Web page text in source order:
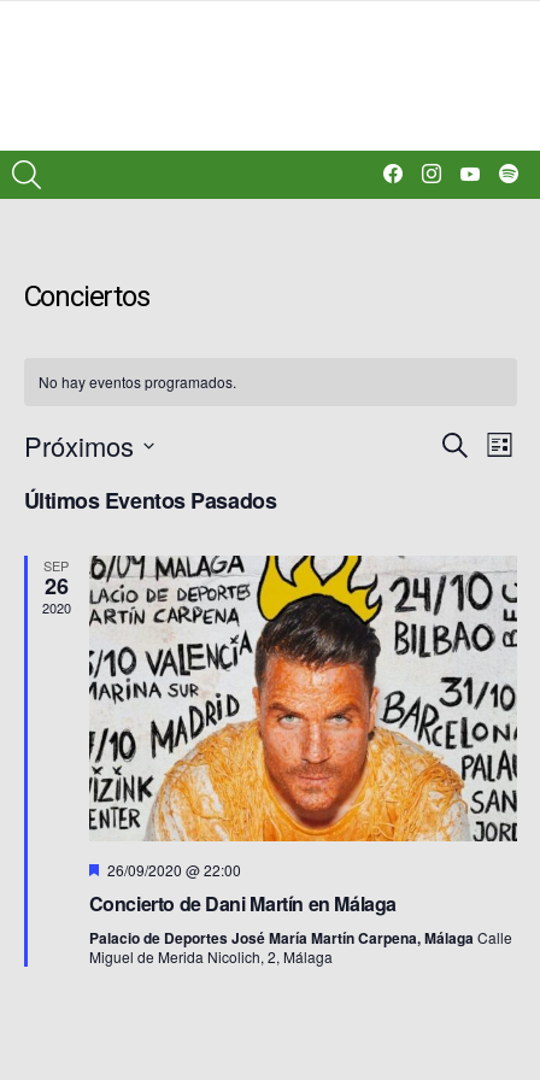
facebookinstagramyoutube
Conciertos
No hay eventos programados.
de
vistas
de
Eventos
BUSCAR
de
LISTA
Próximos
la
fecha.
Últimos Eventos Pasados
SEP
26
2020
Destacado
26/09/2020 @ 22:00
Concierto de Dani Martín en Málaga
Palacio de Deportes José María Martín Carpena, MálagaCalle
Miguel de Merida Nicolich, 2, Málaga